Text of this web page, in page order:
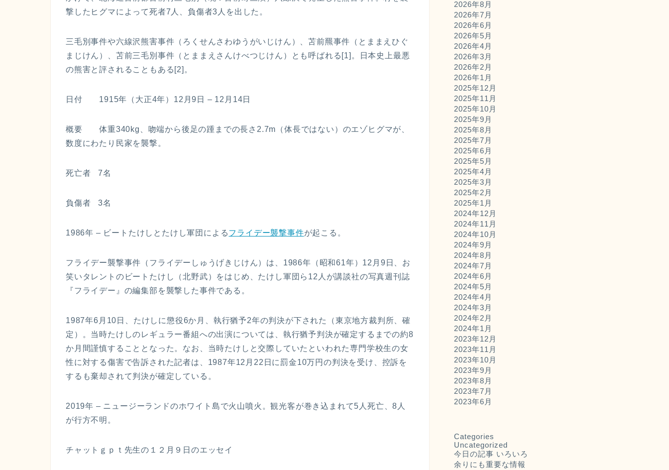
撃したヒグマによって死者7人、負傷者3人を出した。
三毛別事件や六線沢熊害事件（ろくせんさわゆうがいじけん）、苫前羆事件（とままえひぐ
まじけん）、苫前三毛別事件（とままえさんけべつじけん）とも呼ばれる[1]。日本史上最悪
の熊害と評されることもある[2]。
日付 1915年（大正4年）12月9日 – 12月14日
概要 体重340kg、吻端から後足の踵までの長さ2.7m（体長ではない）のエゾヒグマが、
数度にわたり民家を襲撃。
死亡者 7名
負傷者 3名
1986年 – ビートたけしとたけし軍団によるフライデー襲撃事件が起こる。
フライデー襲撃事件（フライデーしゅうげきじけん）は、1986年（昭和61年）12月9日、お
笑いタレントのビートたけし（北野武）をはじめ、たけし軍団ら12人が講談社の写真週刊誌
『フライデー』の編集部を襲撃した事件である。
1987年6月10日、たけしに懲役6か月、執行猶予2年の判決が下された（東京地方裁判所、確
定）。当時たけしのレギュラー番組への出演については、執行猶予判決が確定するまでの約8
か月間謹慎することとなった。なお、当時たけしと交際していたといわれた専門学校生の女
性に対する傷害で告訴された記者は、1987年12月22日に罰金10万円の判決を受け、控訴を
するも棄却されて判決が確定している。
2019年 – ニュージーランドのホワイト島で火山噴火。観光客が巻き込まれて5人死亡、8人
が行方不明。
チャットｇｐｔ先生の１２月９日のエッセイ
2026年8月
2026年7月
2026年6月
2026年5月
2026年4月
2026年3月
2026年2月
2026年1月
2025年12月
2025年11月
2025年10月
2025年9月
2025年8月
2025年7月
2025年6月
2025年5月
2025年4月
2025年3月
2025年2月
2025年1月
2024年12月
2024年11月
2024年10月
2024年9月
2024年8月
2024年7月
2024年6月
2024年5月
2024年4月
2024年3月
2024年2月
2024年1月
2023年12月
2023年11月
2023年10月
2023年9月
2023年8月
2023年7月
2023年6月
Categories
Uncategorized
今日の記事 いろいろ
余りにも重要な情報